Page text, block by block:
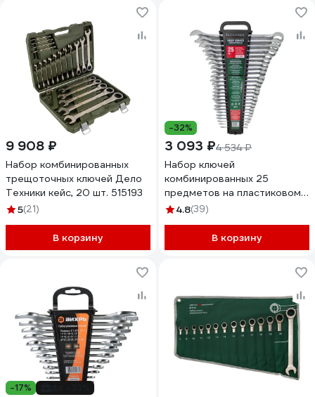
9 908 ₽
Набор комбинированных
трещоточных ключей Дело
Техники кейс, 20 шт. 515193
5(21)
В корзину
-32%
3 093 ₽4 534 ₽
Набор ключей
комбинированных 25
предметов на пластиковом
держателе Rockforce RF-
4.8(39)
В корзину
-17%